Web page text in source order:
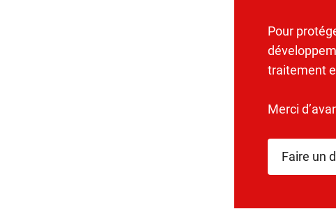
Pour
traitement
Merci
Faire un